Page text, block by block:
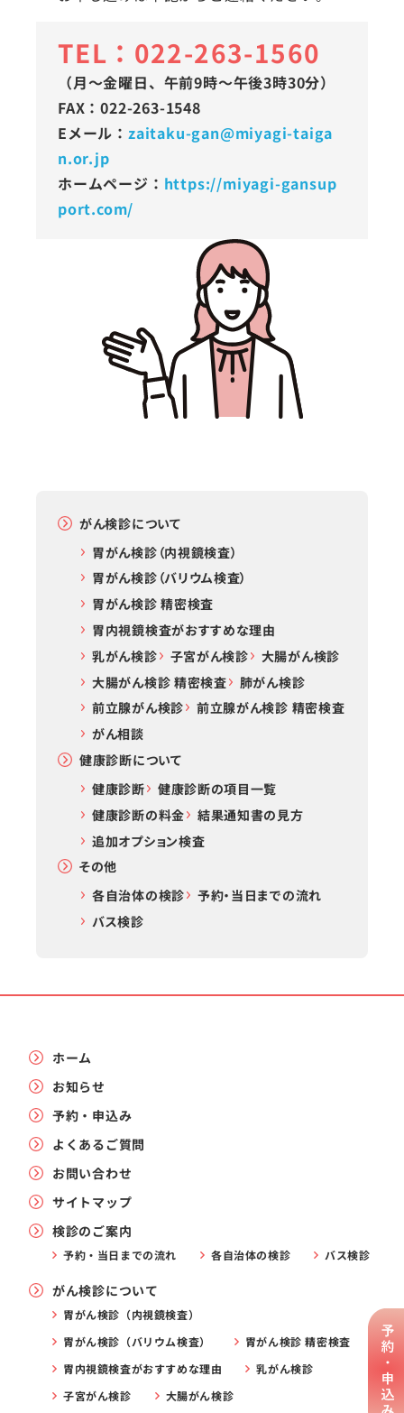
TEL：022-263-1560
（月〜金曜日、午前9時〜午後3時30分）
FAX：022-263-1548
Eメール： zaitaku-gan@miyagi-taiga
n.or.jp
ホームページ： https://miyagi-gansup
port.com/
がん検診について
胃がん検診（内視鏡検査）
胃がん検診（バリウム検査）
胃がん検診 精密検査
胃内視鏡検査がおすすめな理由
乳がん検診
子宮がん検診
大腸がん検診
大腸がん検診 精密検査
肺がん検診
前立腺がん検診
前立腺がん検診 精密検査
がん相談
健康診断について
健康診断
健康診断の項目一覧
健康診断の料金
結果通知書の見方
追加オプション検査
その他
各自治体の検診
予約・当日までの流れ
バス検診
ホーム
お知らせ
予約・申込み
よくあるご質問
お問い合わせ
サイトマップ
検診のご案内
予約・当日までの流れ 各自治体の検診 バス検診
がん検診について
胃がん検診（内視鏡検査）
胃がん検診（バリウム検査）
胃がん検診 精密検査
胃内視鏡検査がおすすめな理由
乳がん検診
子宮がん検診
大腸がん検診